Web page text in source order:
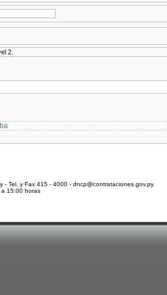
2.
- Tel. y Fax 415 - 4000 - dncp@contrataciones.gov.py
15:00 horas